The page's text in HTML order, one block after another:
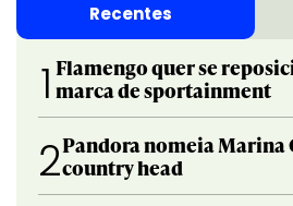
Recentes
1 Flamengo quer se
marca de sportainment
2Pandora nomeia
country head